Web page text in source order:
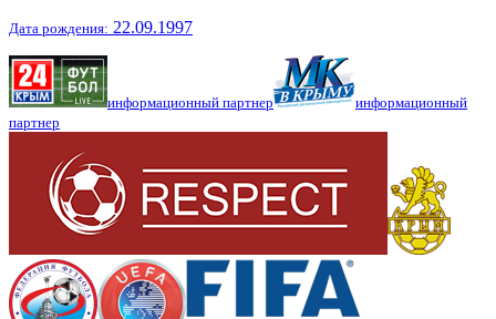
Дата рождения: 22.09.1997
информационный партнер
информационный
партнер